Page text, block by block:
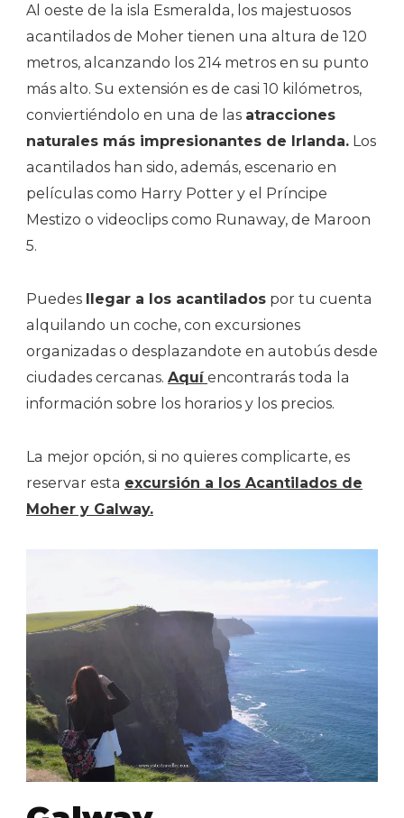
Al oeste de la isla Esmeralda, los majestuosos
acantilados de Moher tienen una altura de 120
metros, alcanzando los 214 metros en su punto
más alto. Su extensión es de casi 10 kilómetros,
conviertiéndolo en una de las atracciones
naturales más impresionantes de Irlanda. Los
acantilados han sido, además, escenario en
películas como Harry Potter y el Príncipe
Mestizo o videoclips como Runaway, de Maroon
5.
Puedes llegar a los acantilados por tu cuenta
alquilando un coche, con excursiones
organizadas o desplazandote en autobús desde
ciudades cercanas. Aquí encontrarás toda la
información sobre los horarios y los precios.
La mejor opción, si no quieres complicarte, es
reservar esta excursión a los Acantilados de
Moher y Galway.